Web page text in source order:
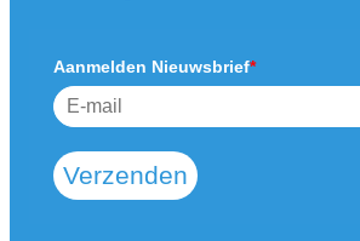
Aanmelden Nieuwsbrief*
Verzenden